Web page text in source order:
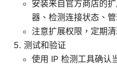
安装来自官方商店的
器、检测连接状态、
注意扩展权限，定期
测试和验证
使用 IP 检测工具确认